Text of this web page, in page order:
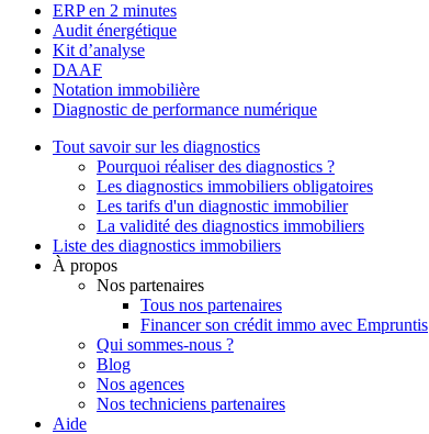
ERP en 2 minutes
Audit énergétique
Kit d’analyse
DAAF
Notation immobilière
Diagnostic de performance numérique
Tout savoir sur les diagnostics
Pourquoi réaliser des diagnostics ?
Les diagnostics immobiliers obligatoires
Les tarifs d'un diagnostic immobilier
La validité des diagnostics immobiliers
Liste des diagnostics immobiliers
À propos
Nos partenaires
Tous nos partenaires
Financer son crédit immo avec Empruntis
Qui sommes-nous ?
Blog
Nos agences
Nos techniciens partenaires
Aide